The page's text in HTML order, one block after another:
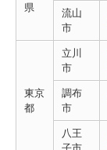
県
流山
市
東京
都
立川
市
調布
市
八王